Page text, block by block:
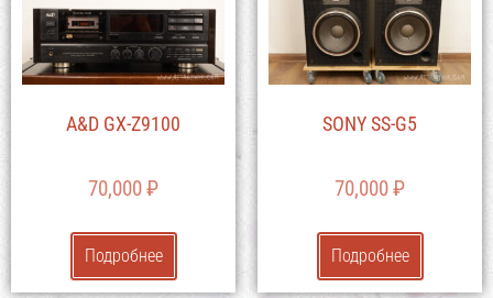
A&D GX-Z9100
70,000₽
Подробнее
SONY SS-G5
70,000₽
Подробнее